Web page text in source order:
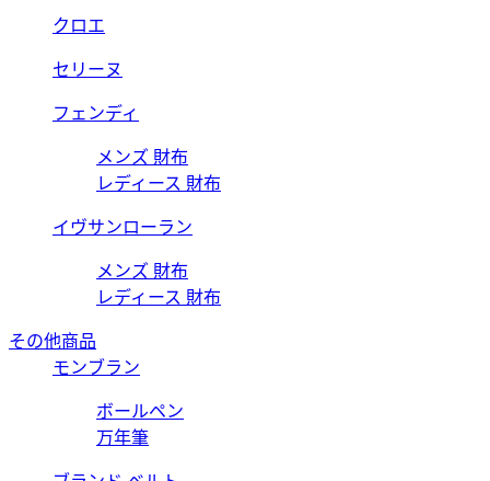
クロエ
セリーヌ
フェンディ
メンズ 財布
レディース 財布
イヴサンローラン
メンズ 財布
レディース 財布
その他商品
モンブラン
ボールペン
万年筆